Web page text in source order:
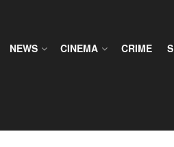
NEWS CINEMA CRIME